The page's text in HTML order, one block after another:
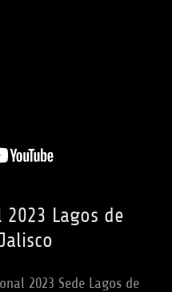
2023 Lagos de
2023 Sede Lagos de